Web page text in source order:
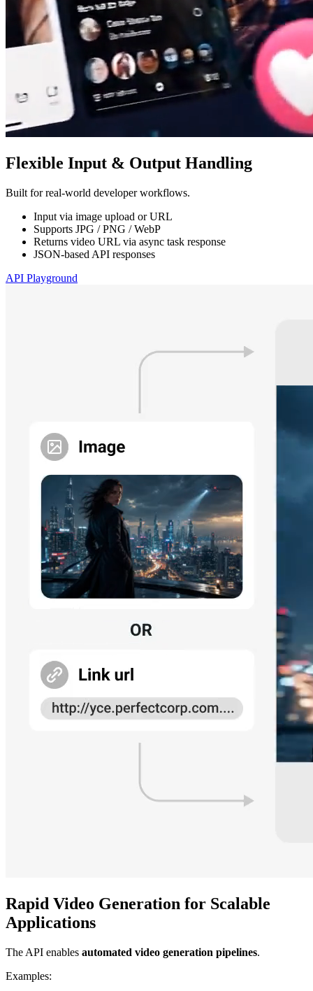
Flexible Input & Output Handling
Built for real-world developer workflows.
Input via image upload or URL
Supports JPG / PNG / WebP
Returns video URL via async task response
JSON-based API responses
API Playground
Rapid Video Generation for Scalable
Applications
The API enables automated video generation pipelines.
Examples: